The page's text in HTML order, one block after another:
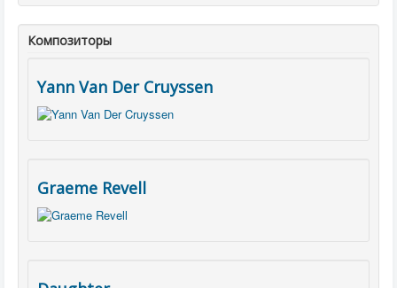
Композиторы
Yann Van Der Cruyssen
Graeme Revell